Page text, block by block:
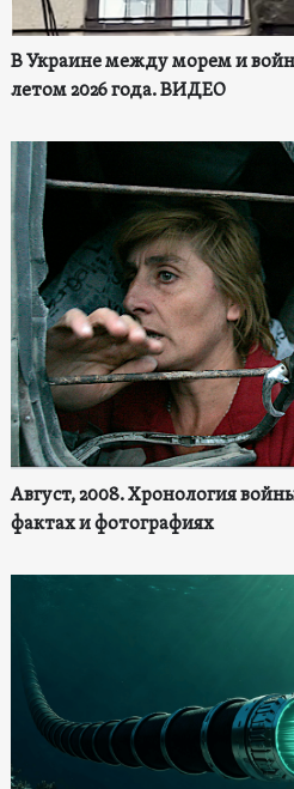
В Украине между морем и
летом 2026 года. ВИДЕО
Август, 2008. Хронология
фактах и фотографиях